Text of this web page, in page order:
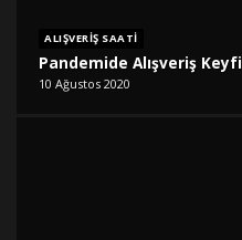
ALIŞVERIŞ SAATI
Pandemide Alışveriş Keyfi
10 Ağustos 2020